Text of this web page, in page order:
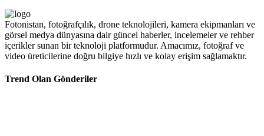
Fotonistan, fotoğrafçılık, drone teknolojileri, kamera ekipmanları ve
görsel medya dünyasına dair güncel haberler, incelemeler ve rehber
içerikler sunan bir teknoloji platformudur. Amacımız, fotoğraf ve
video üreticilerine doğru bilgiye hızlı ve kolay erişim sağlamaktır.
Trend Olan Gönderiler